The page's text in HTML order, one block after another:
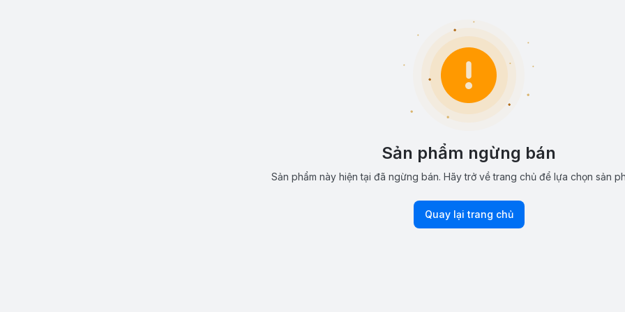
Sản phẩm ngừng bán
Sản phẩm này hiện tại đã ngừng bán. Hãy trở về trang chủ để lựa chọn sản
Quay lại trang chủ